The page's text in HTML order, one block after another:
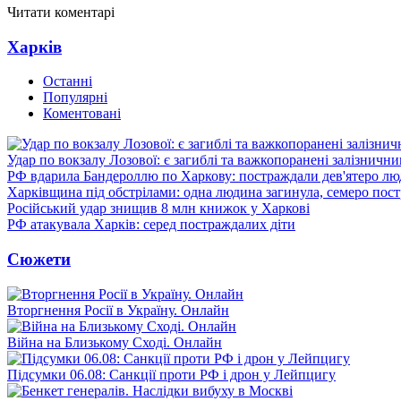
Читати коментарі
Харків
Останні
Популярні
Коментовані
Удар по вокзалу Лозової: є загиблі та важкопоранені
РФ вдарила Бандероллю по Харкову: постраждали дев'ятеро
Харківщина під обстрілами: одна людина загинула, семеро
Російський удар знищив 8 млн книжок у Харкові
РФ атакувала Харків: серед постраждалих діти
Сюжети
Вторгнення Росії в Україну. Онлайн
Війна на Близькому Сході. Онлайн
Підсумки 06.08: Санкції проти РФ і дрон у Лейпцигу